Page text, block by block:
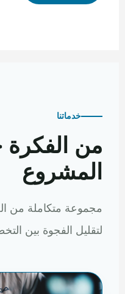
خدماتنا
من الفكرة
المشروع
مجموعة متكاملة من
لتقليل الفجوة بين